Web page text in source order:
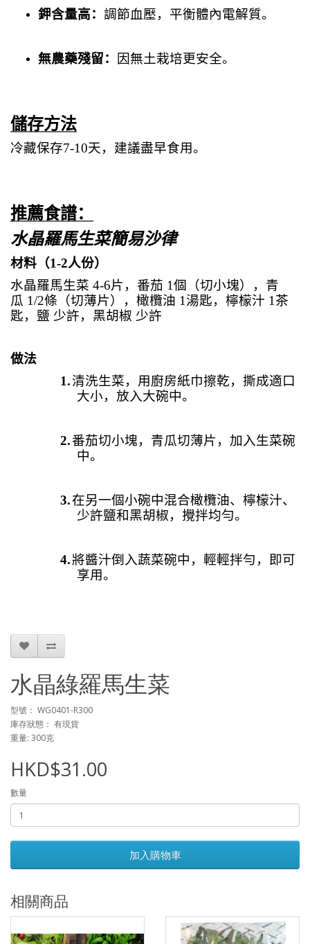
鉀含量高： 調節血壓，平衡體內電解質。
無農藥殘留： 因無土栽培更安全。
儲存方法
冷藏保存7-10天，建議盡早食用。
推薦食譜：
水晶羅馬生菜簡易沙律
材料（1-2人份）
水晶羅馬生菜 4-6片，番茄 1個（切小塊），青
瓜 1/2條（切薄片），橄欖油 1湯匙，檸檬汁 1茶
匙，鹽 少許，黑胡椒 少許
做法
1.清洗生菜，用廚房紙巾擦乾，撕成適口
大小，放入大碗中。
2.番茄切小塊，青瓜切薄片，加入生菜碗
中。
3.在另一個小碗中混合橄欖油、檸檬汁、
少許鹽和黑胡椒，攪拌均勻。
4.將醬汁倒入蔬菜碗中，輕輕拌勻，即可
享用。
水晶綠羅馬生菜
型號： WG0401-R300
庫存狀態： 有現貨
重量: 300克
HKD$31.00
數量
加入購物車
相關商品